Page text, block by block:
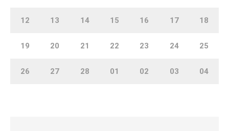
12 13 14 15 16 17 18
19 20 21 22 23 24 25
26 27 28 01 02 03 04